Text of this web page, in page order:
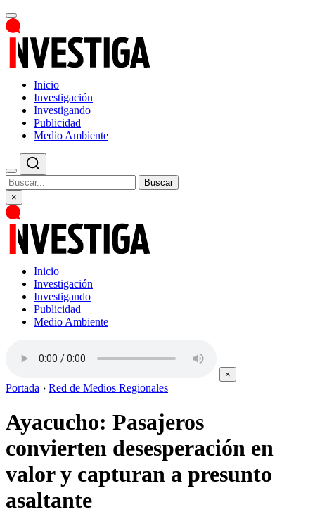
Inicio
Investigación
Investigando
Publicidad
Medio Ambiente
Buscar
×
Inicio
Investigación
Investigando
Publicidad
Medio Ambiente
×
Portada › Red de Medios Regionales
Ayacucho: Pasajeros
convierten desesperación en
valor y capturan a presunto
asaltante